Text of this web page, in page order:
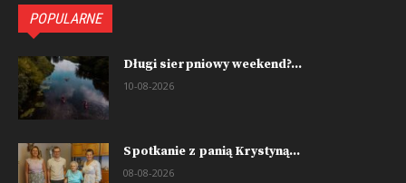
POPULARNE
Długi sierpniowy weekend?...
10-08-2026
Spotkanie z panią Krystyną...
08-08-2026